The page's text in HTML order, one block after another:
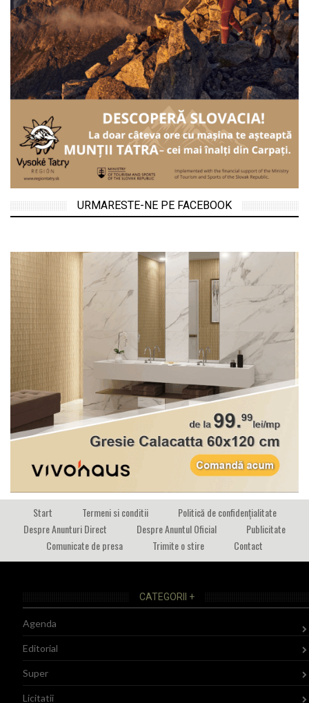
URMARESTE-NE PE FACEBOOK
Start Termeni si conditii
Politică de confidențialitate
Despre Anunturi Direct
Despre Anuntul Oficial
Publicitate
Comunicate de presa
Trimite o stire Contact
CATEGORII +
Agenda
Editorial
Super
Licitatii